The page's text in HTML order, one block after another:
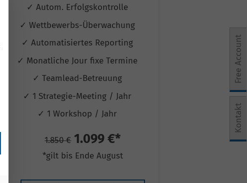
✓ Autom. Erfolgskontrolle
✓ Wettbewerbs-Überwachung
✓ Automatisiertes Reporting
✓ Monatliche Jour fixe Termine
✓ Teamlead-Betreuung
✓ 1 Strategie-Meeting / Jahr
✓ 1 Workshop / Jahr
1.850 € 1.099 €*
*gilt bis Ende August
✓
✓
✓ Monatliche
✓
✓ 1
✓ 1
3.250 €
Kontakt
Free Account
eine Einwilligung erteilt werden kann. Die erste Service-